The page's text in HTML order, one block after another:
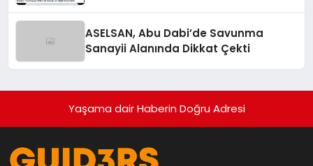
ASELSAN, Abu Dabi’de Savunma
Sanayii Alanında Dikkat Çekti
Yaşama dair Haberin Doğru Adresi